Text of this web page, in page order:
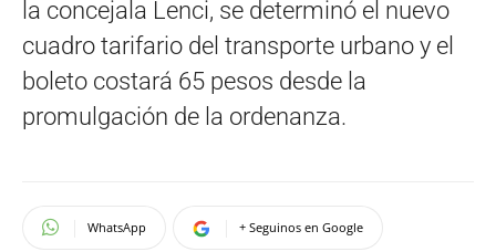
la concejala Lenci, se determinó el nuevo
cuadro tarifario del transporte urbano y el
boleto costará 65 pesos desde la
promulgación de la ordenanza.
WhatsApp + Seguinos en Google